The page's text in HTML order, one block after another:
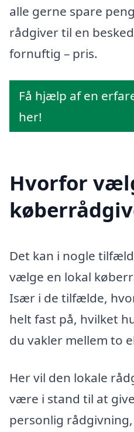
alle gerne spare
rådgiver til en
fornuftig – pris.
Få hjælp af en
her!
Hvorfor
Det kan i nogle
vælge en lokal
Især i de tilfælde,
helt fast på, hvilket
du vakler mellem to
Her vil den lokale
være i stand til at
personlig